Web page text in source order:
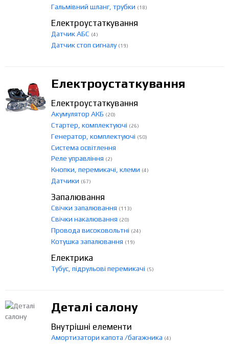
Гальмівний шланг, трубки (18)
Електроустаткування
Датчик АБС (4)
Датчик стоп сигналу (19)
Електроустаткування
Електроустаткування
Акумулятор АКБ (20)
Стартер, комплектуючі (26)
Генератор, комплектуючі (50)
Система освітлення
Реле управління (2)
Кнопки, перемикачі, клеми (4)
Датчики (67)
Запалювання
Свічки запалювання (113)
Свічки накалювання (20)
Провода високовольтні (24)
Котушка запалювання (19)
Електрика
Тубус, підрульові перемикачі (5)
Деталі салону
Внутрішні елементи
Амортизатори капота /багажника (4)